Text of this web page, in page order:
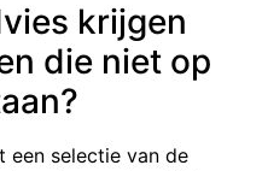
krijgen
die niet op
een selectie van de